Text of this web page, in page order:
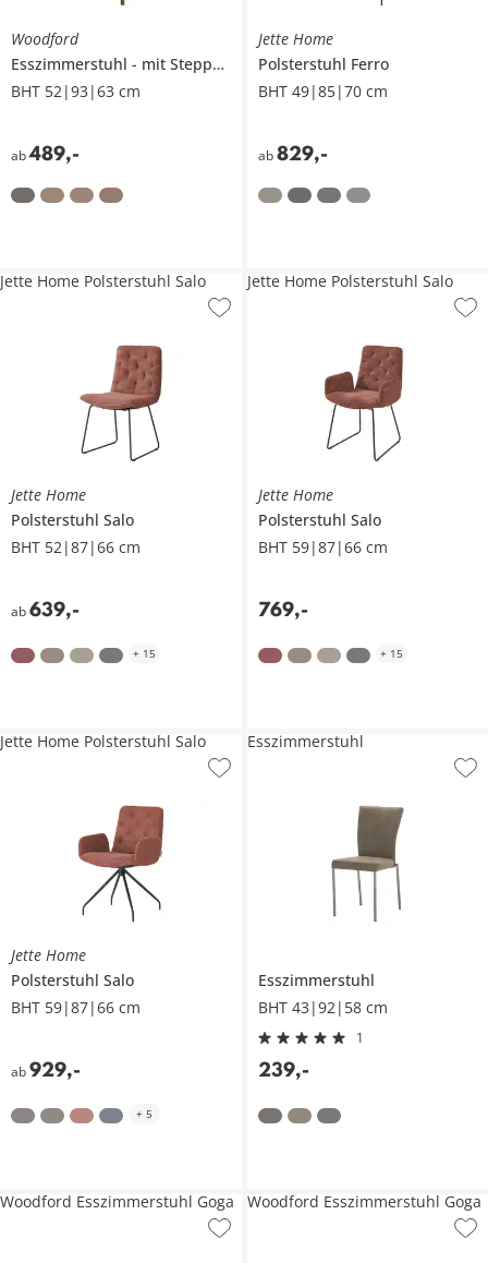
Woodford
Esszimmerstuhl
mit Steppung im Rücken
Leonie
BHT 52|93|63 cm
ab489,-
Jette Home
Polsterstuhl Ferro
BHT 49|85|70 cm
ab 829,-
Jette Home
Polsterstuhl Salo
BHT 52|87|66 cm
ab639,-
Jette Home Polsterstuhl Salo
+ 15
Jette Home
Polsterstuhl Salo
BHT 59|87|66 cm
769,-
Jette Home Polsterstuhl Salo
+ 15
Jette Home
Polsterstuhl Salo
BHT 59|87|66 cm
ab929,-
Jette Home Polsterstuhl Salo
+ 5
Esszimmerstuhl
BHT 43|92|58 cm
1
239,-
Esszimmerstuhl
Woodford Esszimmerstuhl Goga Woodford Esszimmerstuhl Goga